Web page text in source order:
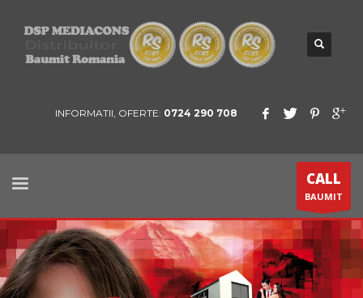
INFORMATII, OFERTE: 0724 290 708
CALL
BAUMIT